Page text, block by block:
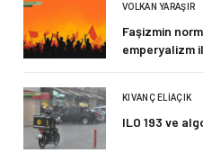
VOLKAN YARAŞIR
Faşizmin
emperyalizm
KIVANÇ ELIAÇIK
ILO 193 ve